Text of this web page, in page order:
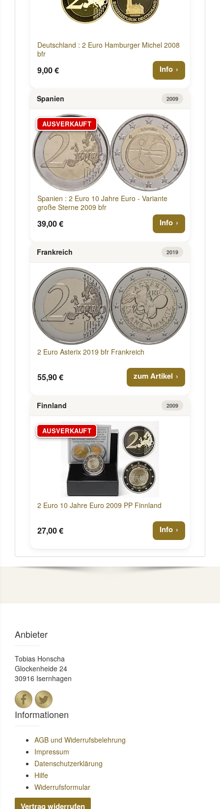
Deutschland : 2 Euro Hamburger Michel 2008
bfr
9,00 € Info
Spanien 2009
AUSVERKAUFT
Spanien : 2 Euro 10 Jahre Euro - Variante
große Sterne 2009 bfr
39,00 € Info
Frankreich 2019
2 Euro Asterix 2019 bfr Frankreich
55,90 € zum Artikel
Finnland 2009
AUSVERKAUFT
2 Euro 10 Jahre Euro 2009 PP Finnland
27,00 € Info
Anbieter
Tobias Honscha
Glockenheide 24
30916 Isernhagen
Informationen
AGB und Widerrufsbelehrung
Impressum
Datenschutzerklärung
Hilfe
Widerrufsformular
Vertrag widerrufen